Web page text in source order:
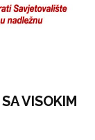
VISOKIM